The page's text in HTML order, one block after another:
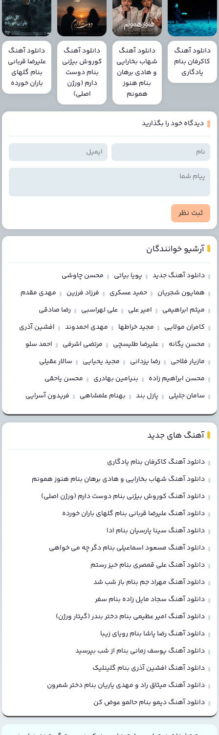
دانلود آهنگ
کاکرفان بنام
یادگاری
دانلود آهنگ
شهاب بخارایی
و هادی برهان
بنام هنوز
همونم
دانلود آهنگ
کوروش بیژنی
بنام دوست
دارم (ورژن
اصلی)
دانلود آهنگ
علیرضا قربانی
بنام گلهای
باران خورده
دیدگاه خود را بگذارید
ثبت نظر
آرشیو خوانندگان
دانلود آهنگ جدید پویا بیاتی
محسن چاوشی
همایون شجریان
حمید عسکری فرزاد فرزین
مهدی مقدم
میثم ابراهیمی
امیر علی علی لهراسبی
رضا صادقی
کامران مولایی
مجید خراطها مهدی احمدوند
افشین آذری
محسن یگانه
علیرضا طلیسچی مرتضی اشرفی
احمد سلو
مازیار فلاحی
رضا یزدانی مجید یحیایی
سالار عقیلی
محسن ابراهیم زاده
بنیامین بهادری
محسن یاحقی
سامان جلیلی
پازل بند بهنام علمشاهی فریدون آسرایی
آهنگ های جدید
دانلود آهنگ کاکرفان بنام یادگاری
دانلود آهنگ شهاب بخارایی و هادی برهان بنام هنوز همونم
دانلود آهنگ کوروش بیژنی بنام دوست دارم (ورژن اصلی)
دانلود آهنگ علیرضا قربانی بنام گلهای باران خورده
دانلود آهنگ سینا پارسیان بنام ادا
دانلود آهنگ مسعود اسماعیلی بنام دگر چه می خواهی
دانلود آهنگ علی قمصری بنام خیز رستم
دانلود آهنگ مهراد جم بنام باز شب شد
دانلود آهنگ سجاد مایل زاده بنام سفر
دانلود آهنگ امیر عظیمی بنام دختر بندر (گیتار ورژن)
دانلود آهنگ رضا پاشا بنام رویای زیبا
دانلود آهنگ یوسف زمانی بنام از شب بپرسید
دانلود آهنگ افشین آذری بنام گلینلیک
دانلود آهنگ میثاق راد و مهدی یاریان بنام دختر شمرون
دانلود آهنگ دیمو بنام حالمو عوض کن